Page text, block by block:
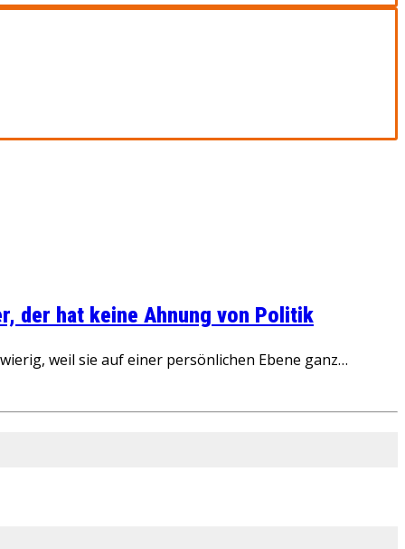
der hat keine Ahnung von Politik
weil sie auf einer persönlichen Ebene ganz…